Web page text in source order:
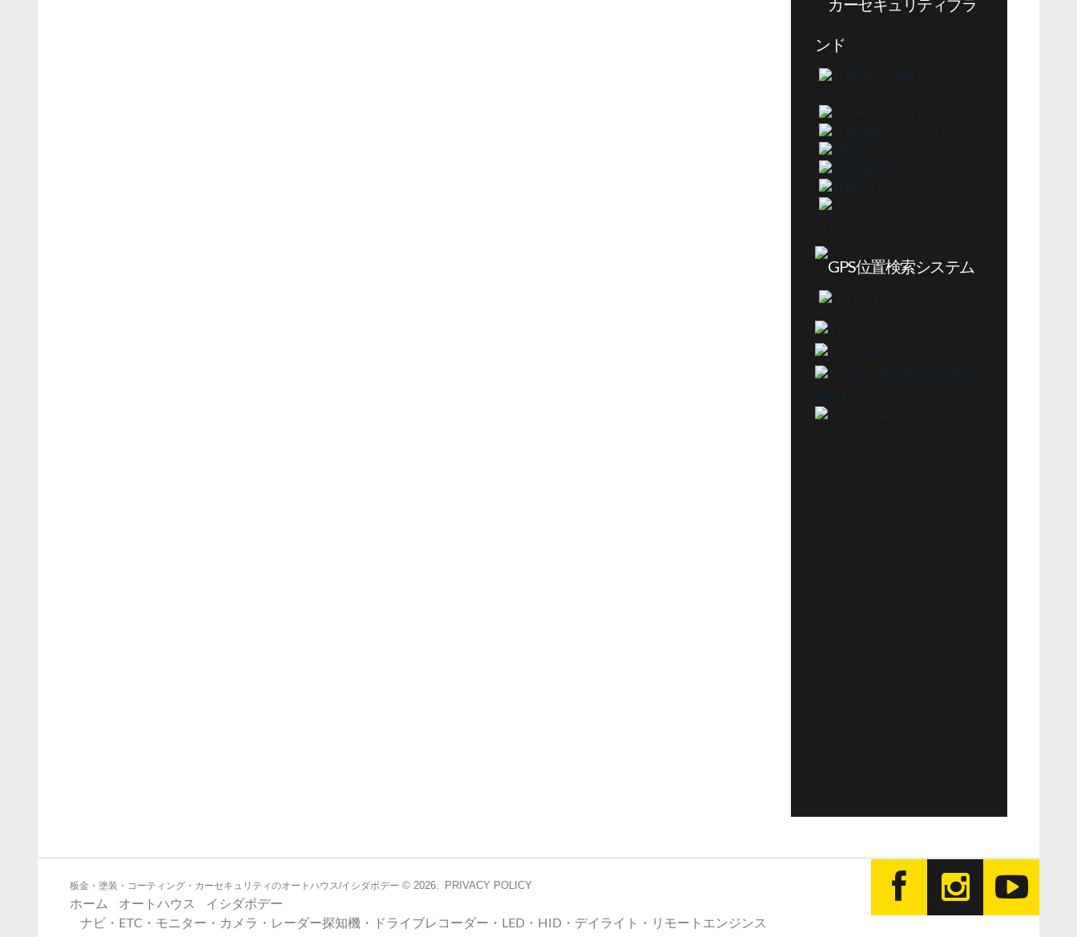
板金・塗装・コーティング・カーセキュリティのオートハウス/イシダボデー © 2026. PRIVACY POLICY
ホーム オートハウス
イシダボデー
ナビ・ETC・モニター・カメラ・レーダー探知機・ドライブレコーダー・LED・HID・デイライト・リモートエンジンス